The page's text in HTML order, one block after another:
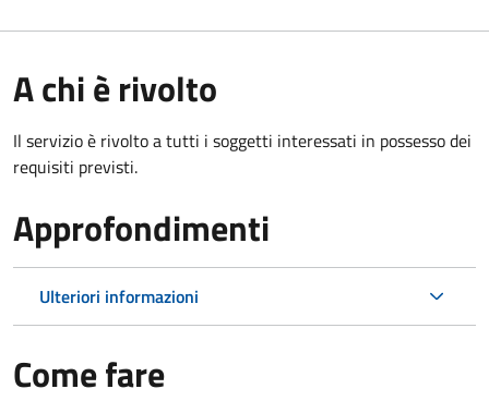
A chi è rivolto
Il servizio è rivolto a tutti i soggetti interessati in possesso dei
requisiti previsti.
Approfondimenti
Ulteriori informazioni
Come fare